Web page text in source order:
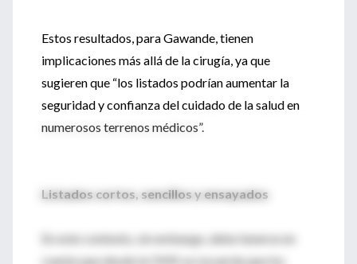
Estos resultados, para Gawande, tienen
implicaciones más allá de la cirugía, ya que
sugieren que “los listados podrían aumentar la
seguridad y confianza del cuidado de la salud en
numerosos terrenos médicos”.
Listados cortos, sencillos y ensayados
En este contexto, sin embargo, debe tenerse en
cuenta que desde la OMS se recuerda que los